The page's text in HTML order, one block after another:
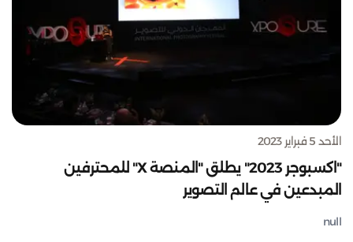
الأحد 5 فبراير 2023
"اكسبوجر 2023" يطلق "المنصة X" للمحترفين
المبدعين في عالم التصوير
null